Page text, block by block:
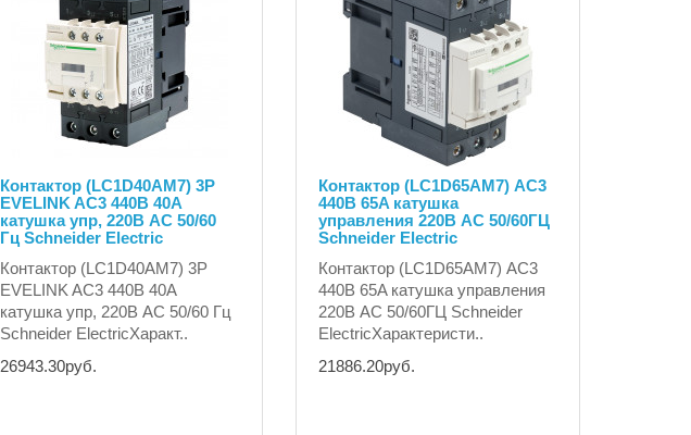
Контактор (LC1D40AM7) 3P
EVELINK AC3 440В 40А
катушка упр, 220В AC 50/60
Гц Schneider Electric
Контактор (LC1D40AM7) 3P
EVELINK AC3 440В 40А
катушка упр, 220В AC 50/60 Гц
Schneider ElectricХаракт..
26943.30руб.
Контактор (LC1D65AM7) AC3
440В 65A катушка
управления 220В AC 50/60ГЦ
Schneider Electric
Контактор (LC1D65AM7) AC3
440В 65A катушка управления
220В AC 50/60ГЦ Schneider
ElectricХарактеристи..
21886.20руб.